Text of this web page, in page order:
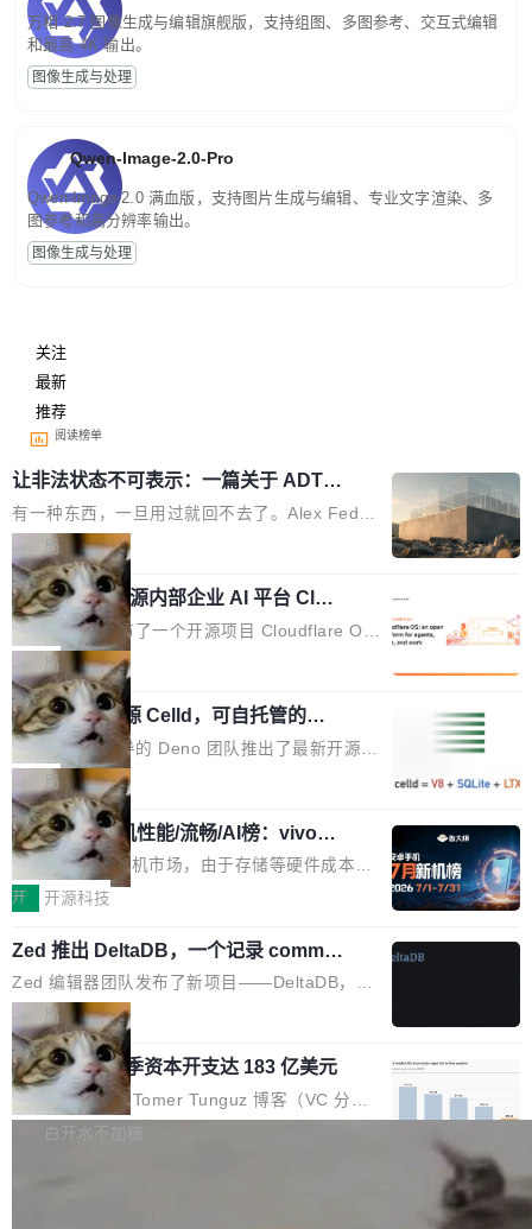
万相 2.7 图像生成与编辑旗舰版，支持组图、多图参考、交互式编辑
和最高 4K 输出。
图像生成与处理
Qwen-Image-2.0-Pro
Qwen-Image-2.0 满血版，支持图片生成与编辑、专业文字渲染、多
图参考和高分辨率输出。
图像生成与处理
关注
最新
推荐
阅读榜单
让非法状态不可表示：一篇关于 ADT
的帖子在 Reddit 火了
有一种东西，一旦用过就回不去了。Alex Fedos
eev 管它叫"软件设计的基石"。 他说的东西不新
鲜——代数数据类型（ADT），尤其是和类型
（sum type）。但他说清楚了一件事：这不是类
型系统的学术体操，是日常编码的思维方式。 文
章从一个简单的例子切入。一个网站的深色主题
设置，如果用布尔值 + 可空字段来表示——bool
ean 表示是否可切换，nullable 的默认模式、浅
色方案、深色方案——会产生大量无意义的组
合。方案缺了、配置冲突了、全 null 了。要知道
哪些组合有效，作者说，你得靠"文档、校验、或
者部落知识"。 换个写法。Rust 的 enum，两个
变体：Switchable...
局
Cloudflare 开源内部企业 AI 平台 Clou
dflare OS
Cloudflare 发布了一个开源项目 Cloudflare O
S。如果你只看官方博客，你会觉得这是又一
个"AI 知识库 + 聊天机器人"——每个大厂都在
做，没什么新鲜的。 但 Kenton Varda 在 Twitte
r 上把事情说清楚了： 今天我们发布了 Cloudfla
re OS，一个带连接器的聊天机器人，跟其他所
有科技公司做的一样。只不过，实际上它不一
样。这是 Sandstorm.io 的重制版，我十年前的
那个创业公司。不同的是，这次它构建在 Cloudf
lare Workers 上——我花了九年时间搭建的平台
——并且深度集成了 AI。这基本上是我十年秘密
计划的顶峰。 十年前，Ken...
局
Deno 团队开源 Celld，可自托管的分
布式 Durable Objects
Ryan Dahl 领导的 Deno 团队推出了最新开源项
目 Celld，一个能在自己机器上运行 Cloudflare
Workers 和 Durable Objects 的守护进程。 设
计思路很直接：每个对象是一个独立的 SQLite
数据库，按名称寻址，复制到你自己的 S3 兼容
存储库里。节点之间只通过这个存储库协调——
个小型数据库，应用天然按分片构建，单个数据
库的竞争和爆炸半径问题在设计层面就被消除
了。 闲置的 cell 会休眠到几乎不占资源。当 cel
l 迁移或唤醒时，新宿主从 S3 恢复 SQLite 数据
库继续执行。存储库是持久化的唯一真相...
局
鲁大师7月新机性能/流畅/AI榜：vivo夺
性能、流畅双第一，三星Galaxy Z系列
新折叠缺席
2026年7月的手机市场，由于存储等硬件成本暴
增，手机厂商的日子也不好过啊，新机速度明显
高价的三星折叠（三星Galaxy Z Fold8 Ultra / Z
Fold8 / Z Flip8）外，其余要么是中低端机器，
例如iQOO Z11i、REDMI Note 17、REDMI No
te 17 Pro、OPPO K15，要么是vivo X300 E这
样的次旗舰。 Galaxy Z Fold8 Ultra / Z Fold8 /
Z Flip8三款折叠屏新机均在7月22日发布，且全
部搭载骁龙8 Elite Gen5 for Galaxy，它们本该
开 开源科技
Zed 推出 DeltaDB，一个记录 commit
之间所有操作的版本控制系统
Zed 编辑器团队发布了新项目——DeltaDB，一
个在 git commit 之间记录每一次编辑操作的版
本控制系统。目前处于 Early Access 阶段。 De
ltaDB 的核心思路直接写在 landing page 最显
眼的位置：「Software is made between com
mits」——软件是在 commit 之间写出来的。git
局
SpaceXAI 单季资本开支达 183 亿美元
根据风险投资人Tomer Tunguz 博客（VC 分
析）披露的最新分析与第二季度业绩报告，Spac
白开水不加糖